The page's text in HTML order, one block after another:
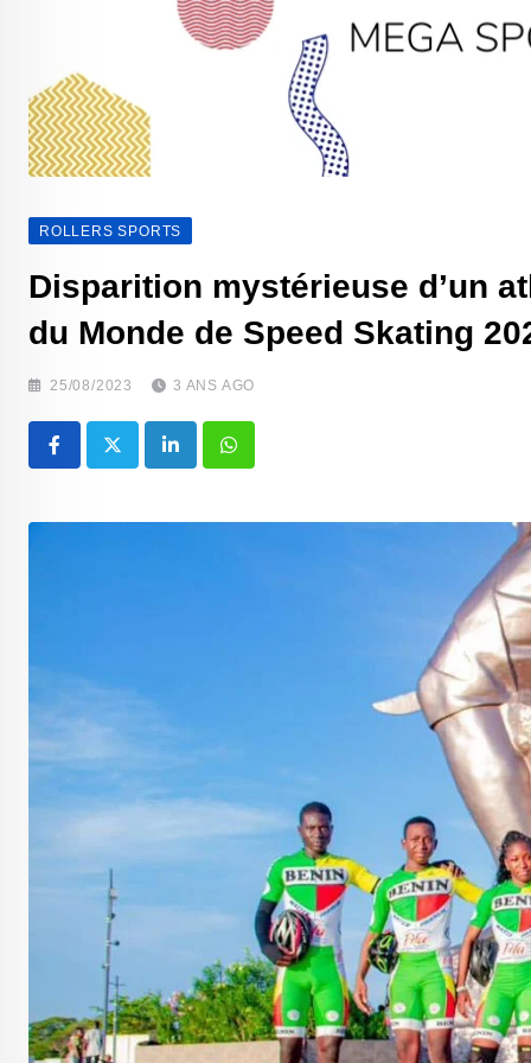
ROLLERS SPORTS
Disparition mystérieuse d’un
du Monde de Speed Skating
25/08/2023 3 ANS AGO
LinkedIn Whatsapp